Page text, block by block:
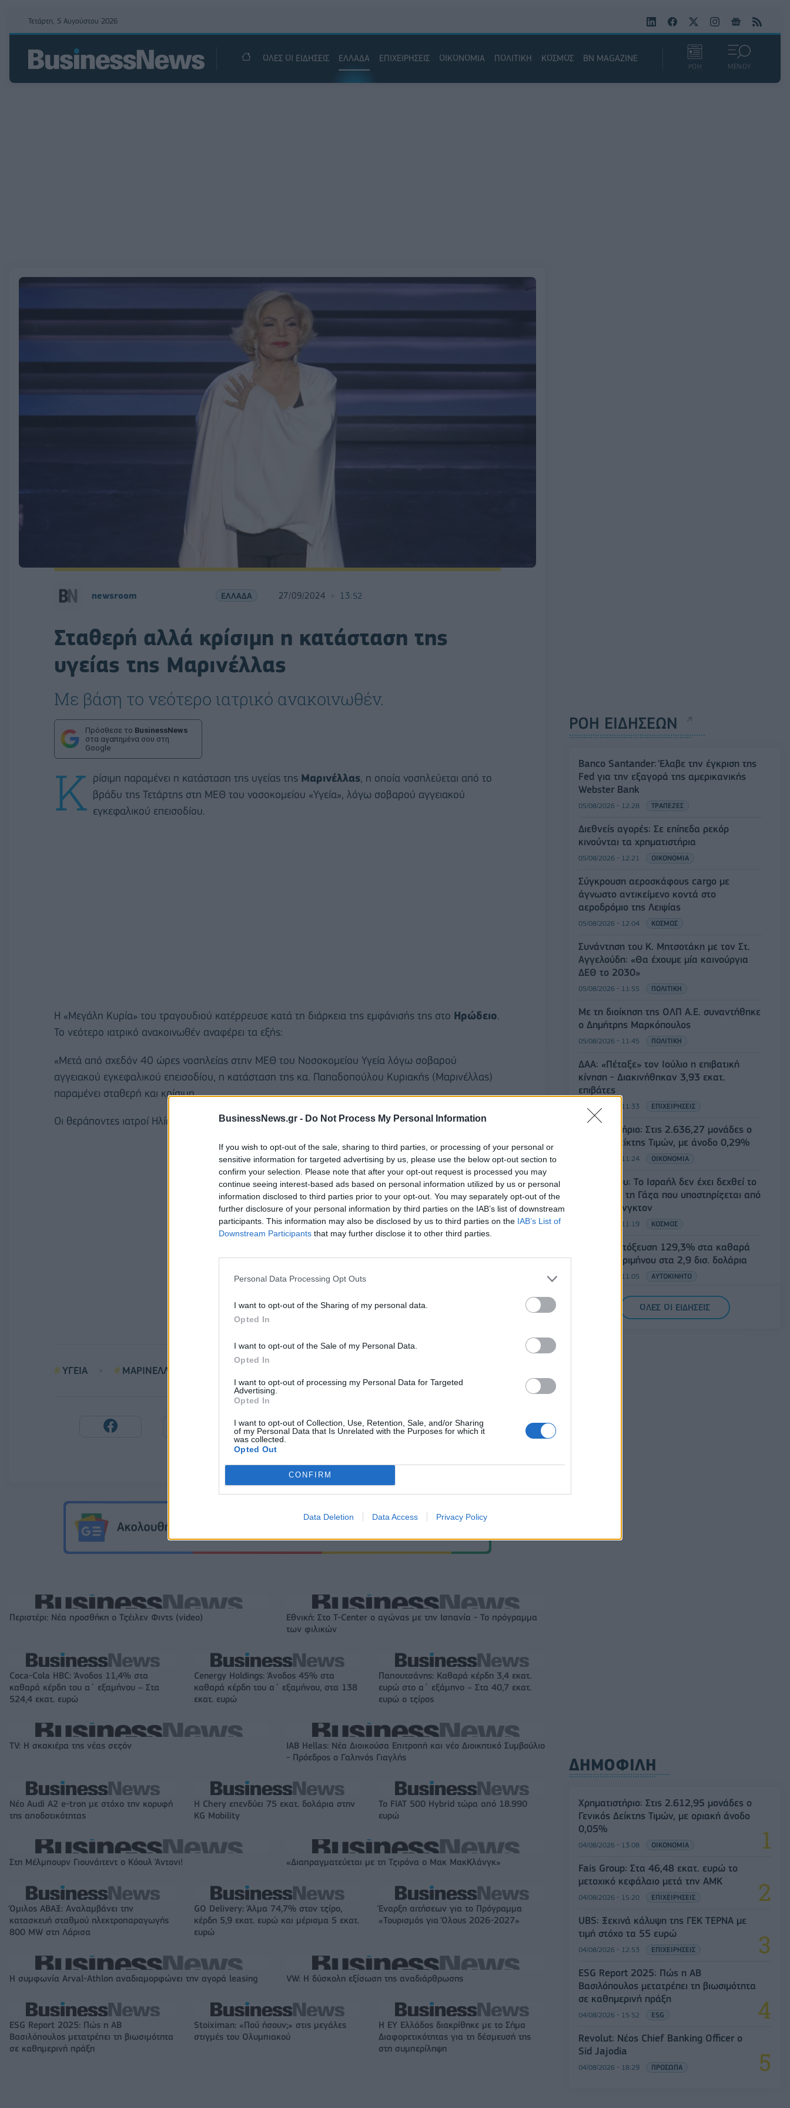
BusinessNews.gr - Do Not Process My Personal Information
If you wish to opt-out of the sale, sharing to third parties, or processing of your personal or
sensitive information for targeted advertising by us, please use the below opt-out section to
confirm your selection. Please note that after your opt-out request is processed you may
continue seeing interest-based ads based on personal information utilized by us or personal
information disclosed to third parties prior to your opt-out. You may separately opt-out of the
further disclosure of your personal information by third parties on the IAB’s list of downstream
participants. This information may also be disclosed by us to third parties on the IAB’s List of
Downstream Participants that may further disclose it to other third parties.
Personal Data Processing Opt Outs
I want to opt-out of the Sharing of my personal data.
Opted In
I want to opt-out of the Sale of my Personal Data.
Opted In
I want to opt-out of processing my Personal Data for Targeted
Advertising.
Opted In
I want to opt-out of Collection, Use, Retention, Sale, and/or Sharing
of my Personal Data that Is Unrelated with the Purposes for which it
was collected.
Opted Out
CONFIRM
Data Deletion Data Access Privacy Policy
Τετάρτη, 5 Αυγούστου 2026
ΟΛΕΣ ΟΙ ΕΙΔΗΣΕΙΣ ΕΛΛΑΔΑ ΕΠΙΧΕΙΡΗΣΕΙΣ ΟΙΚΟΝΟΜΙΑ ΠΟΛΙΤΙΚΗ ΚΟΣΜΟΣ BN MAGAZINE
ΡΟΗ ΜΕΝΟΥ
newsroom ΕΛΛΑΔΑ 27/09/2024 13:52
Σταθερή αλλά κρίσιμη η κατάσταση της
υγείας της Μαρινέλλας
Με βάση το νεότερο ιατρικό ανακοινωθέν.
Πρόσθεσε το BusinessNews
στα αγαπημένα σου στη
Google
Κ ρίσιμη παραμένει η κατάσταση της υγείας της Μαρινέλλας , η οποία νοσηλεύεται από το
βράδυ της Τετάρτης στη ΜΕΘ του νοσοκομείου «Υγεία», λόγω σοβαρού αγγειακού
εγκεφαλικού επεισοδίου.
Η «Μεγάλη Κυρία» του τραγουδιού κατέρρευσε κατά τη διάρκεια της εμφάνισής της στο Ηρώδειο.
Το νεότερο ιατρικό ανακοινωθέν αναφέρει τα εξής:
«Μετά από σχεδόν 40 ώρες νοσηλείας στην ΜΕΘ του Νοσοκομείου Υγεία λόγω σοβαρού
αγγειακού εγκεφαλικού επεισοδίου, η κατάσταση της κα. Παπαδοπούλου Κυριακής (Μαρινέλλας)
παραμένει σταθερή και κρίσιμη.
Οι θεράποντες ιατροί Ηλίας Κ. Πολιτάκης - Ηλίας Ανδριανάκης - Κωνσταντίνος Σπέγγος».
ΥΓΕΙΑ ΜΑΡΙΝΕΛΛΑ
Περιστέρι: Νέα προσθήκη ο Τζέιλεν Φιντς (video)
Εθνική: Στο T-Center ο αγώνας με την Ισπανία - Το πρόγραμμα
των φιλικών
Coca-Cola HBC: Άνοδος 11,4% στα
καθαρά κέρδη του α΄ εξαμήνου – Στα
524,4 εκατ. ευρώ
Cenergy Holdings: Άνοδος 45% στα
καθαρά κέρδη του α΄ εξαμήνου, στα 138
εκατ. ευρώ
Παπουτσάνης: Καθαρά κέρδη 3,4 εκατ.
ευρώ στο α΄ εξάμηνο – Στα 40,7 εκατ.
ευρώ ο τζίρος
TV: Η σκακιέρα της νέας σεζόν
IAB Hellas: Νέα Διοικούσα Επιτροπή και νέο Διοικητικό Συμβούλιο
- Πρόεδρος ο Γαληνός Γιαγλής
Νέο Audi A2 e-tron με στόχο την κορυφή
της αποδοτικότητας
Η Chery επενδύει 75 εκατ. δολάρια στην
KG Mobility
Το FIAT 500 Hybrid τώρα από 18.990
ευρώ
Στη Μέλμπουρν Γιουνάιτεντ ο Κόουλ Άντονι! «Διαπραγματεύεται με τη Τζιρόνα ο Μακ ΜακΚλάνγκ»
Όμιλος ΑΒΑΞ: Αναλαμβάνει την
κατασκευή σταθμού ηλεκτροπαραγωγής
800 MW στη Λάρισα
GO Delivery: Άλμα 74,7% στον τζίρο,
κέρδη 5,9 εκατ. ευρώ και μέρισμα 5 εκατ.
ευρώ
Έναρξη αιτήσεων για το Πρόγραμμα
«Τουρισμός για Όλους 2026-2027»
Η συμφωνία Arval-Athlon αναδιαμορφώνει την αγορά leasing VW: Η δύσκολη εξίσωση της αναδιάρθρωσης
ESG Report 2025: Πώς η ΑΒ
Βασιλόπουλος μετατρέπει τη βιωσιμότητα
σε καθημερινή πράξη
Stoiximan: «Πού ήσουν;» στις μεγάλες
στιγμές του Ολυμπιακού
Η EY Ελλάδος διακρίθηκε με το Σήμα
Διαφορετικότητας για τη δέσμευσή της
στη συμπερίληψη
ΡΟΗ ΕΙΔΗΣΕΩΝ
Banco Santander: Έλαβε την έγκριση της
Fed για την εξαγορά της αμερικανικής
Webster Bank
05/08/2026 - 12:28 ΤΡΑΠΕΖΕΣ
Διεθνείς αγορές: Σε επίπεδα ρεκόρ
κινούνται τα χρηματιστήρια
05/08/2026 - 12:21 ΟΙΚΟΝΟΜΙΑ
Σύγκρουση αεροσκάφους cargo με
άγνωστο αντικείμενο κοντά στο
αεροδρόμιο της Λειψίας
05/08/2026 - 12:04 ΚΟΣΜΟΣ
Συνάντηση του Κ. Μητσοτάκη με τον Στ.
Αγγελούδη: «Θα έχουμε μία καινούργια
ΔΕΘ το 2030»
05/08/2026 - 11:55 ΠΟΛΙΤΙΚΗ
Με τη διοίκηση της ΟΛΠ Α.Ε. συναντήθηκε
ο Δημήτρης Μαρκόπουλος
05/08/2026 - 11:45 ΠΟΛΙΤΙΚΗ
ΔΑΑ: «Πέταξε» τον Ιούλιο η επιβατική
κίνηση - Διακινήθηκαν 3,93 εκατ.
επιβάτες
05/08/2026 - 11:33 ΕΠΙΧΕΙΡΗΣΕΙΣ
Χρηματιστήριο: Στις 2.636,27 μονάδες ο
Γενικός Δείκτης Τιμών, με άνοδο 0,29%
05/08/2026 - 11:24 ΟΙΚΟΝΟΜΙΑ
Νετανιάχου: Το Ισραήλ δεν έχει δεχθεί το
σχέδιο για τη Γάζα που υποστηρίζεται από
την Ουάσινγκτον
05/08/2026 - 11:19 ΚΟΣΜΟΣ
Honda: Εκτόξευση 129,3% στα καθαρά
κέρδη α’ τριμήνου στα 2,9 δισ. δολάρια
05/08/2026 - 11:05 ΑΥΤΟΚΙΝΗΤΟ
Η Vendora επεκτείνεται σε 27 χώρες της
Ευρωπαϊκή 'ΕνωσηςΟΛΕΣ ΟΙ ΕΙΔΗΣΕΙΣ
ΔΗΜΟΦΙΛΗ
Χρηματιστήριο: Στις 2.612,95 μονάδες ο
Γενικός Δείκτης Τιμών, με οριακή άνοδο
0,05%
04/08/2026 - 13:08 ΟΙΚΟΝΟΜΙΑ
Fais Group: Στα 46,48 εκατ. ευρώ το
μετοχικό κεφάλαιο μετά την ΑΜΚ
04/08/2026 - 15:20 ΕΠΙΧΕΙΡΗΣΕΙΣ
UBS: Ξεκινά κάλυψη της ΓΕΚ ΤΕΡΝΑ με
τιμή στόχο τα 55 ευρώ
04/08/2026 - 12:53 ΕΠΙΧΕΙΡΗΣΕΙΣ
ESG Report 2025: Πώς η ΑΒ
Βασιλόπουλος μετατρέπει τη βιωσιμότητα
σε καθημερινή πράξη
04/08/2026 - 15:52 ESG
Revolut: Νέος Chief Banking Officer ο
Sid Jajodia
04/08/2026 - 18:29 ΠΡΟΣΩΠΑ